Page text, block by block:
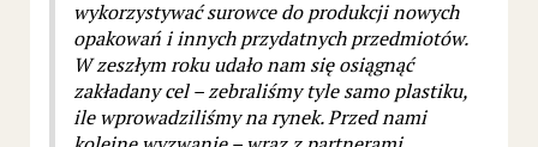
wykorzystywać surowce do produkcji nowych
opakowań i innych przydatnych przedmiotów.
W zeszłym roku udało nam się osiągnąć
zakładany cel – zebraliśmy tyle samo plastiku,
ile wprowadziliśmy na rynek. Przed nami